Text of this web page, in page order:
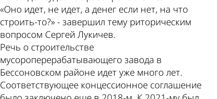
«Оно идет, не идет, а денег если нет, на что
строить-то?» - завершил тему риторическим
вопросом Сергей Лукичев.
Речь о строительстве
мусороперерабатывающего завода в
Бессоновском районе идет уже много лет.
Соответствующее концессионное соглашение